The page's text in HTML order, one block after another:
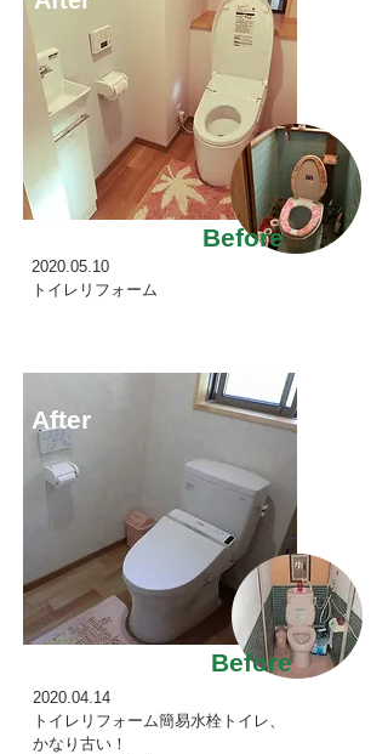
Before
2020.05.10
トイレリフォーム
After
Before
2020.04.14
トイレリフォーム簡易水栓トイレ、
かなり古い！